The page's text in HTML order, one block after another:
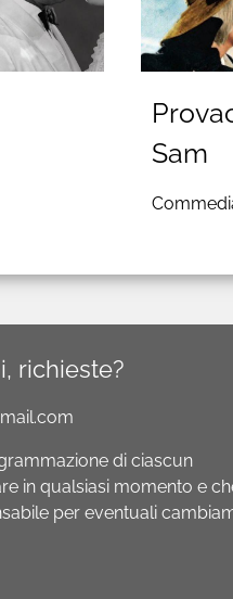
Sam
richieste?
di ciascun
in qualsiasi momento e
per eventuali